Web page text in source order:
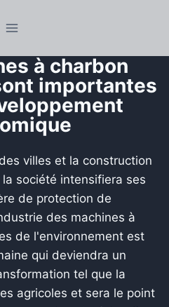
à charbon
importantes
villes et la construction
société intensifiera ses
de protection de
des machines à
de l'environnement est
qui deviendra un
tel que la
agricoles et sera le point